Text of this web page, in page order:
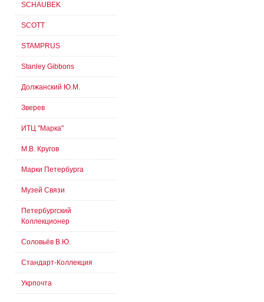
SCHAUBEK
SCOTT
STAMPRUS
Stanley Gibbons
Должанский Ю.М.
Зверев
ИТЦ "Марка"
М.В. Кругов
Марки Петербурга
Музей Связи
Петербургский
Коллекционер
Соловьёв В.Ю.
Стандарт-Коллекция
Укрпочта